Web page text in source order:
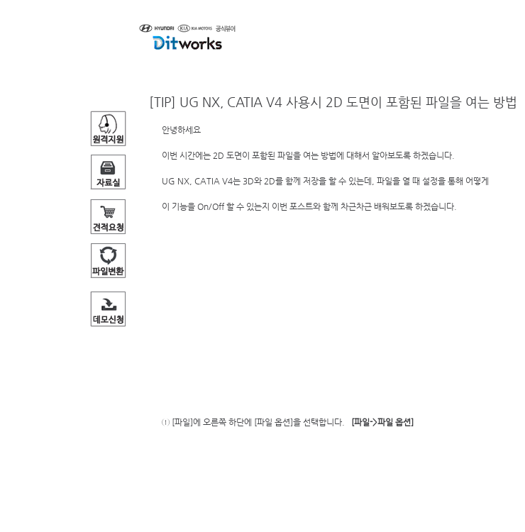
[TIP] UG NX, CATIA V4 사용시 2D 도면이 포함된 파일을 여는 방법
안녕하세요
이번 시간에는 2D 도면이 포함된 파일을 여는 방법에 대해서 알아보도록 하겠습니다.
UG NX, CATIA V4는 3D와 2D를 함께 저장을 할 수 있는데, 파일을 열 때 설정을 통해 어떻게
이 기능을 On/Off 할 수 있는지 이번 포스트와 함께 차근차근 배워보도록 하겠습니다.
① [파일]에 오른쪽 하단에 [파일 옵션]을 선택합니다. [파일->파일 옵션]